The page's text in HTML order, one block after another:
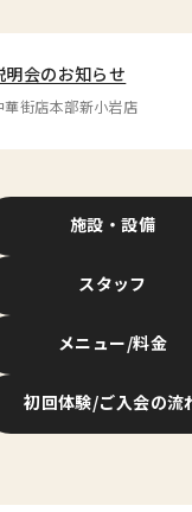
明会のお知らせ
華街店本部新小岩店
施設・設備
スタッフ
メニュー/料金
初回体験/ご入会の流